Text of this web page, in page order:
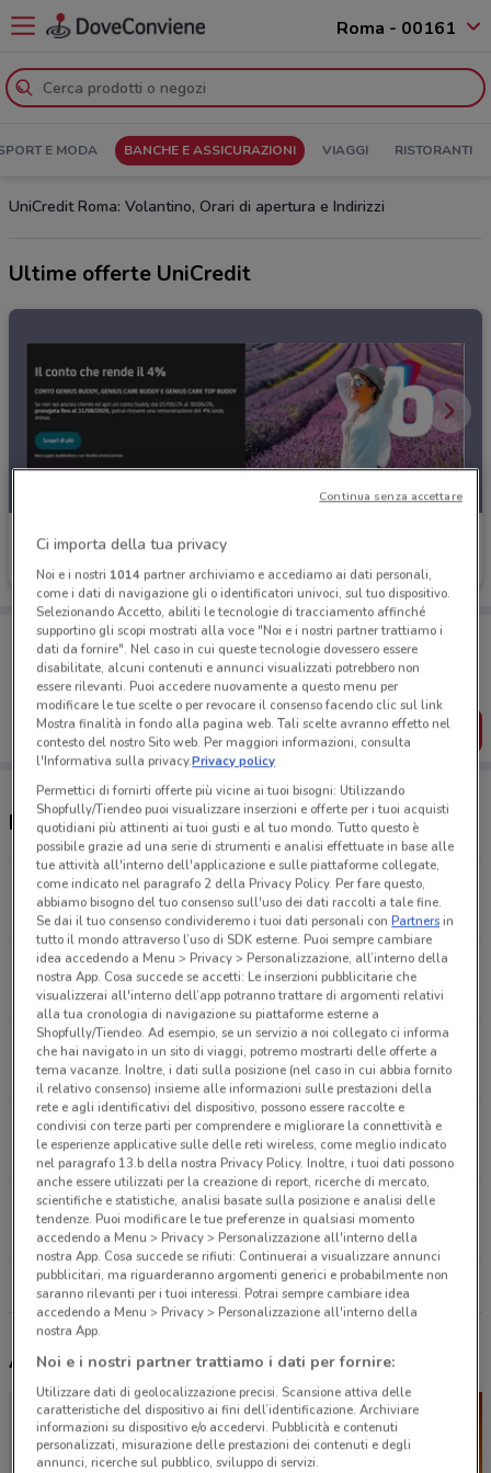
Roma - 00161
E MODA BANCHE E ASSICURAZIONI VIAGGI RISTORANTI
UniCredit Roma: Volantino, Orari di apertura e Indirizzi
Ultime offerte UniCredit
UniCredit
Scade il 31/08
Porta DoveConviene sempre con te!
Puoi trovare le migliori offerte dei negozi vicino a te,
salvarle e creare la tua lista del risparmio, comodamente
dal tuo cellulare.
SCARICA L’APP
Negozi UniCredit a Roma
Via Nomentana, 38 Roma
587 m
CHIUSO
V.Le Del Policlinico, 155 Roma
789 m
CHIUSO
P.Le Aldo Moro, 5 Roma
967 m
CHIUSO
Via Piave, 88 Roma
1.3 km
CHIUSO
Via Salaria, 130 Roma
1.5 km
CHIUSO
Tutti i negozi UniCredit
Altri volantini nelle vicinanze
Ci importa della tua privacy
Noi e i nostri 1014partner archiviamo e accediamo ai dati personali,
come i dati di navigazione gli o identificatori univoci, sul tuo dispositivo.
Selezionando Accetto, abiliti le tecnologie di tracciamento affinché
supportino gli scopi mostrati alla voce "Noi e i nostri partner trattiamo i
dati da fornire". Nel caso in cui queste tecnologie dovessero essere
disabilitate, alcuni contenuti e annunci visualizzati potrebbero non
essere rilevanti. Puoi accedere nuovamente a questo menu per
modificare le tue scelte o per revocare il consenso facendo clic sul link
Mostra finalità in fondo alla pagina web. Tali scelte avranno effetto nel
contesto del nostro Sito web. Per maggiori informazioni, consulta
l'Informativa sulla privacy.Privacy policy
Permettici di fornirti offerte più vicine ai tuoi bisogni: Utilizzando
Shopfully/Tiendeo puoi visualizzare inserzioni e offerte per i tuoi acquisti
quotidiani più attinenti ai tuoi gusti e al tuo mondo. Tutto questo è
possibile grazie ad una serie di strumenti e analisi effettuate in base alle
tue attività all'interno dell'applicazione e sulle piattaforme collegate,
come indicato nel paragrafo 2 della Privacy Policy. Per fare questo,
abbiamo bisogno del tuo consenso sull'uso dei dati raccolti a tale fine.
Se dai il tuo consenso condivideremo i tuoi dati personali conPartnersin
tutto il mondo attraverso l’uso di SDK esterne. Puoi sempre cambiare
idea accedendo a Menu > Privacy > Personalizzazione, all’interno della
nostra App. Cosa succede se accetti: Le inserzioni pubblicitarie che
visualizzerai all'interno dell’app potranno trattare di argomenti relativi
alla tua cronologia di navigazione su piattaforme esterne a
Shopfully/Tiendeo. Ad esempio, se un servizio a noi collegato ci informa
che hai navigato in un sito di viaggi, potremo mostrarti delle offerte a
tema vacanze. Inoltre, i dati sulla posizione (nel caso in cui abbia fornito
il relativo consenso) insieme alle informazioni sulle prestazioni della
rete e agli identificativi del dispositivo, possono essere raccolte e
condivisi con terze parti per comprendere e migliorare la connettività e
le esperienze applicative sulle delle reti wireless, come meglio indicato
nel paragrafo 13.b della nostra Privacy Policy. Inoltre, i tuoi dati possono
anche essere utilizzati per la creazione di report, ricerche di mercato,
scientifiche e statistiche, analisi basate sulla posizione e analisi delle
tendenze. Puoi modificare le tue preferenze in qualsiasi momento
accedendo a Menu > Privacy > Personalizzazione all'interno della
nostra App. Cosa succede se rifiuti: Continuerai a visualizzare annunci
pubblicitari, ma riguarderanno argomenti generici e probabilmente non
saranno rilevanti per i tuoi interessi. Potrai sempre cambiare idea
accedendo a Menu > Privacy > Personalizzazione all'interno della
nostra App.
Noi e i nostri partner trattiamo i dati per fornire:
Utilizzare dati di geolocalizzazione precisi. Scansione attiva delle
caratteristiche del dispositivo ai fini dell’identificazione. Archiviare
informazioni su dispositivo e/o accedervi. Pubblicità e contenuti
personalizzati, misurazione delle prestazioni dei contenuti e degli
annunci, ricerche sul pubblico, sviluppo di servizi.
Continua senza accettare